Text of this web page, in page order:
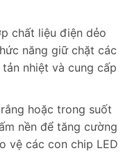
chất liệu điện dẻo
năng giữ chặt các
nhiệt và cung cấp
hoặc trong suốt
nền để tăng cường
vệ các con chip LED